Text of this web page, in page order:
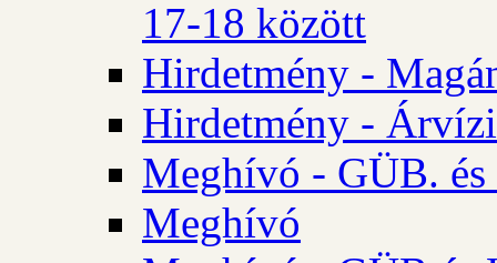
17-18 között
Hirdetmény -
Hirdetmény -
Meghívó - GÜB.
Meghívó